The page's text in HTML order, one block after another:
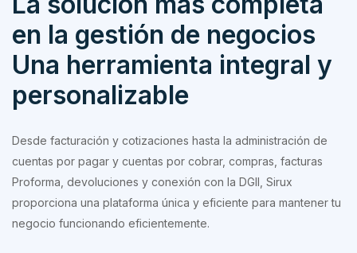
en la gestión de negocios
Una herramienta integral y
personalizable
Desde facturación y cotizaciones hasta la administración de
cuentas por pagar y cuentas por cobrar, compras, facturas
Proforma, devoluciones y conexión con la DGII, Sirux
proporciona una plataforma única y eficiente para mantener tu
negocio funcionando eficientemente.